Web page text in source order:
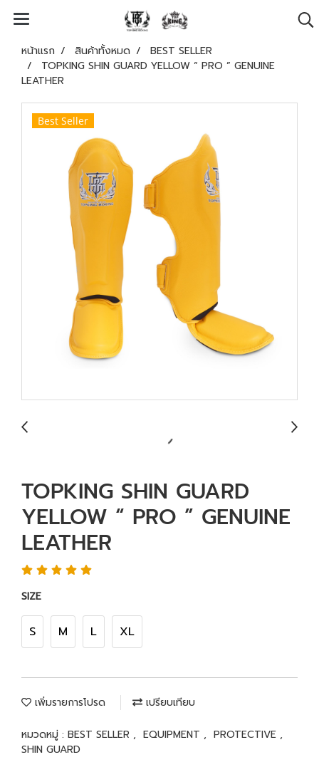
หน้าแรก สินค้าทั้งหมด
BEST SELLER
TOPKING SHIN GUARD YELLOW “ PRO ” GENUINE
LEATHER
Best Seller
TOPKING SHIN GUARD
YELLOW “ PRO ” GENUINE
LEATHER
SIZE
S M L XL
เพิ่มรายการโปรด เปรียบเทียบ
หมวดหมู่ : BEST SELLER , EQUIPMENT , PROTECTIVE ,
SHIN GUARD